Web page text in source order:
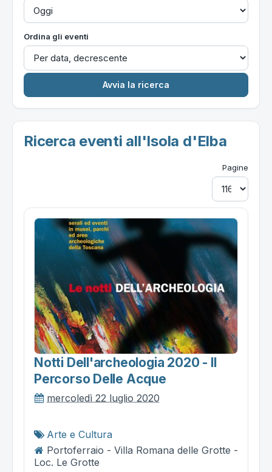
Ordina gli eventi
Ricerca eventi all'Isola d'Elba
Pagine
Notti Dell'archeologia 2020 - Il
Percorso Delle Acque
mercoledì 22 luglio 2020
Arte e Cultura
Portoferraio - Villa Romana delle Grotte -
Loc. Le Grotte